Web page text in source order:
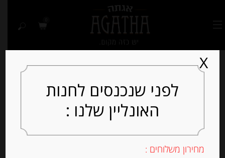
Out of
לפני שנכנסים לחנות
האונליין שלנו :
מחירון משלוחים :
X